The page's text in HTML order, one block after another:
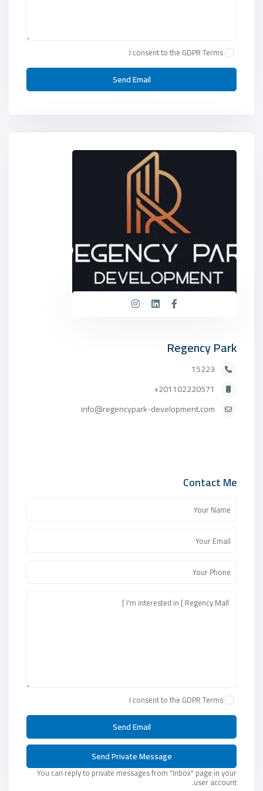
I consent to the GDPR Terms
Regency Park
15223
201102220571+
info@regencypark-development.com
Contact Me
I consent to the GDPR Terms
You can reply to private messages from "Inbox" page in your
user account.